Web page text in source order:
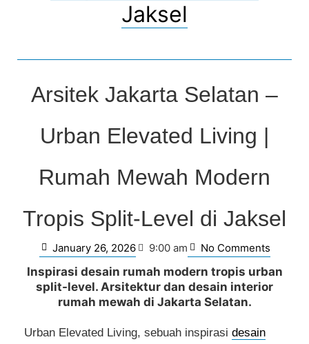
Jaksel
Arsitek Jakarta Selatan –
Urban Elevated Living |
Rumah Mewah Modern
Tropis Split-Level di Jaksel
January 26, 2026 9:00 am No Comments
Inspirasi desain rumah modern tropis urban
split-level. Arsitektur dan desain interior
rumah mewah di Jakarta Selatan.
Urban Elevated Living, sebuah inspirasi desain